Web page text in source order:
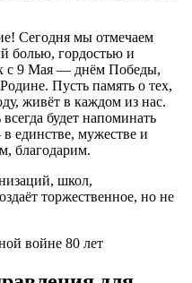
Сегодня мы отмечаем
болью, гордостью и
с 9 Мая — днём Победы,
Пусть память о тех,
живёт в каждом из нас.
будет напоминать
единстве, мужестве и
благодарим.
школ,
торжественное, но не